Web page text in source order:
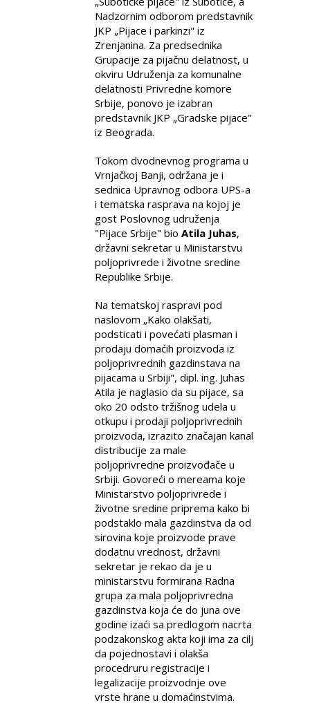
Nadzornim odborom predstavnik
JKP „Pijace i parkinzi" iz
Zrenjanina. Za predsednika
Grupacije za pijačnu delatnost, u
okviru Udruženja za komunalne
delatnosti Privredne komore
Srbije, ponovo je izabran
predstavnik JKP „Gradske pijace"
iz Beograda.
Tokom dvodnevnog programa u
Vrnjačkoj Banji, održana je i
sednica Upravnog odbora UPS-a
i tematska rasprava na kojoj je
gost Poslovnog udruženja
"Pijace Srbije" bio Atila Juhas,
državni sekretar u Ministarstvu
poljoprivrede i životne sredine
Republike Srbije.
Na tematskoj raspravi pod
naslovom „Kako olakšati,
podsticati i povećati plasman i
prodaju domaćih proizvoda iz
poljoprivrednih gazdinstava na
pijacama u Srbiji", dipl. ing. Juhas
Atila je naglasio da su pijace, sa
oko 20 odsto tržišnog udela u
otkupu i prodaji poljoprivrednih
proizvoda, izrazito značajan kanal
distribucije za male
poljoprivredne proizvođače u
Srbiji. Govoreći o mereama koje
Ministarstvo poljoprivrede i
životne sredine priprema kako bi
podstaklo mala gazdinstva da od
sirovina koje proizvode prave
dodatnu vrednost, državni
sekretar je rekao da je u
ministarstvu formirana Radna
grupa za mala poljoprivredna
gazdinstva koja će do juna ove
godine izaći sa predlogom nacrta
podzakonskog akta koji ima za cilj
da pojednostavi i olakša
procedruru registracije i
legalizacije proizvodnje ove
vrste hrane u domaćinstvima.